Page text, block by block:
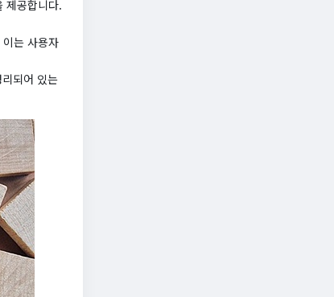
제공합니다.
는 사용자
되어 있는